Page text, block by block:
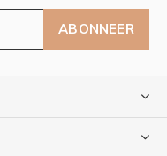
ABONNEER